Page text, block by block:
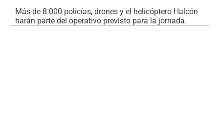
Más de 8.000 policías, drones y el helicóptero Halcón
harán parte del operativo previsto para la jornada.